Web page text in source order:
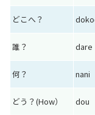
どこへ？
誰？ dare
何？ nani
どう？(How） dou